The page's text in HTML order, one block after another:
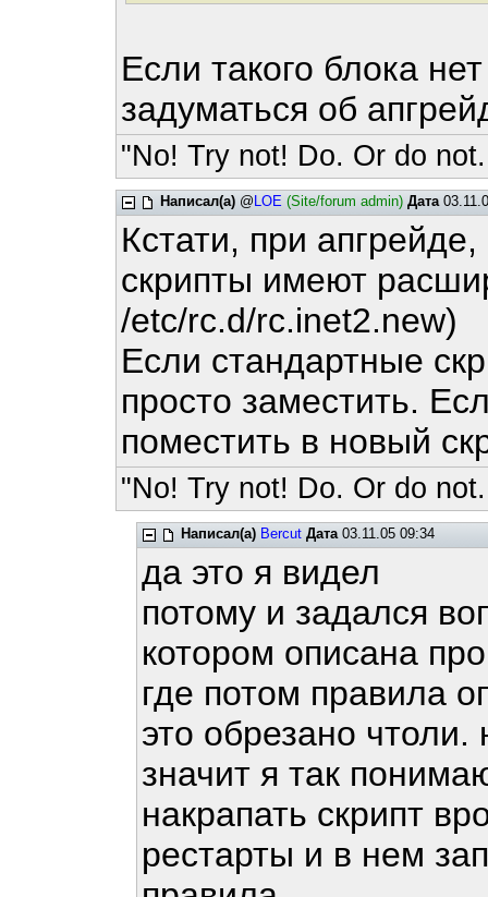
Если такого блока
задуматься об
"No! Try not! Do. Or do
Написал(а) @ LOE (Site/forum admin) Дата
Кстати, при
скрипты имеют
/etc/rc.d/rc.inet2.new)
Если стандартные
просто заместить.
поместить в новый
"No! Try not! Do. Or do
Написал(а) Bercut Дата03.11.05 09:34
да это я видел
потому и задался
котором описана
где потом правила
это обрезано
значит я так
накрапать скрипт
рестарты и в нем